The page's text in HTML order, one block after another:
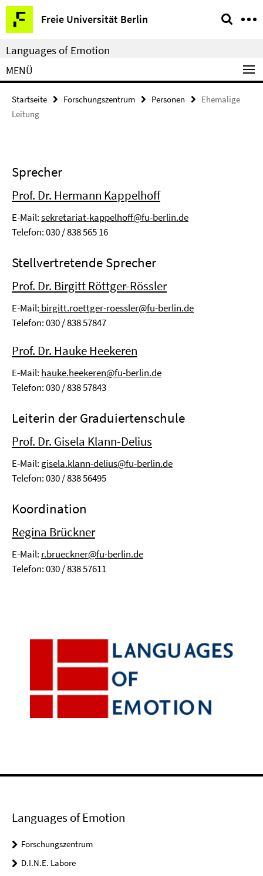
Springe
direkt
zu
Inhalt
Freie Universität Berlin
Service-
Navigation
Languages of Emotion
MENÜ
Startseite Forschungszentrum Personen
Ehemalige
Leitung
Sprecher
Prof. Dr. Hermann Kappelhoff
E-Mail:sekretariat-kappelhoff@fu-berlin.de
Telefon: 030 / 838 565 16
Stellvertretende Sprecher
Prof. Dr. Birgitt Röttger-Rössler
E-Mail: birgitt.roettger-roessler@fu-berlin.de
Telefon: 030 / 838 57847
Prof. Dr. Hauke Heekeren
E-Mail: hauke.heekeren@fu-berlin.de
Telefon: 030 / 838 57843
Leiterin der Graduiertenschule
Prof. Dr. Gisela Klann-Delius
E-Mail: gisela.klann-delius@fu-berlin.de
Telefon: 030 / 838 56495
Koordination
Regina Brückner
E-Mail: r.brueckner@fu-berlin.de
Telefon: 030 / 838 57611
Languages of Emotion
Forschungszentrum
D.I.N.E. Labore